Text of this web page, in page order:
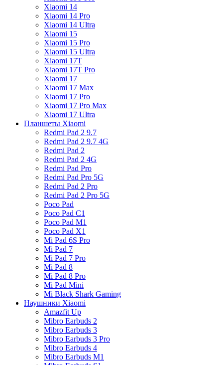
Xiaomi 14
Xiaomi 14 Pro
Xiaomi 14 Ultra
Xiaomi 15
Xiaomi 15 Pro
Xiaomi 15 Ultra
Xiaomi 17T
Xiaomi 17T Pro
Xiaomi 17
Xiaomi 17 Max
Xiaomi 17 Pro
Xiaomi 17 Pro Max
Xiaomi 17 Ultra
Планшеты Xiaomi
Redmi Pad 2 9.7
Redmi Pad 2 9.7 4G
Redmi Pad 2
Redmi Pad 2 4G
Redmi Pad Pro
Redmi Pad Pro 5G
Redmi Pad 2 Pro
Redmi Pad 2 Pro 5G
Poco Pad
Poco Pad C1
Poco Pad M1
Poco Pad X1
Mi Pad 6S Pro
Mi Pad 7
Mi Pad 7 Pro
Mi Pad 8
Mi Pad 8 Pro
Mi Pad Mini
Mi Black Shark Gaming
Наушники Xiaomi
Amazfit Up
Mibro Earbuds 2
Mibro Earbuds 3
Mibro Earbuds 3 Pro
Mibro Earbuds 4
Mibro Earbuds M1